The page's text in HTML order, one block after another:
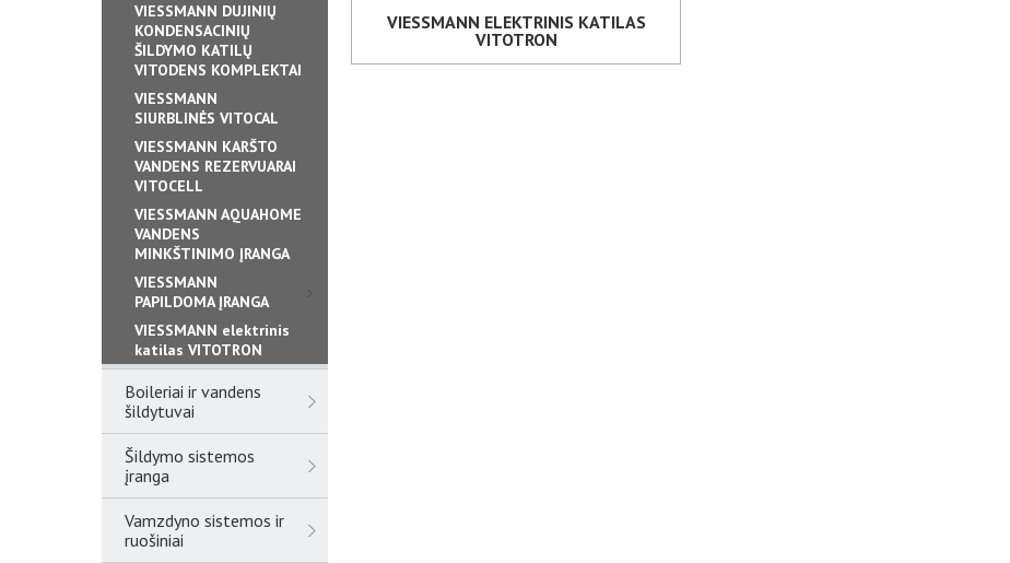
VIESSMANN DUJINIŲ
KONDENSACINIŲ
ŠILDYMO KATILŲ
VITODENS KOMPLEKTAI
VIESSMANN
SIURBLINĖS VITOCAL
VIESSMANN KARŠTO
VANDENS REZERVUARAI
VITOCELL
VIESSMANN AQUAHOME
VANDENS
MINKŠTINIMO ĮRANGA
VIESSMANN
PAPILDOMA ĮRANGA
VIESSMANN elektrinis
katilas VITOTRON
Boileriai ir vandens
šildytuvai
Šildymo sistemos
įranga
Vamzdyno sistemos ir
ruošiniai
VIESSMANN ELEKTRINIS KATILAS
VITOTRON